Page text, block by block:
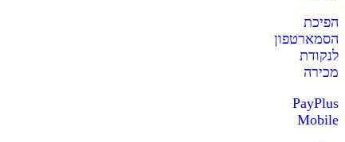
הפיכת
הסמארטפון
לנקודת
מכירה
PayPlus
Mobile